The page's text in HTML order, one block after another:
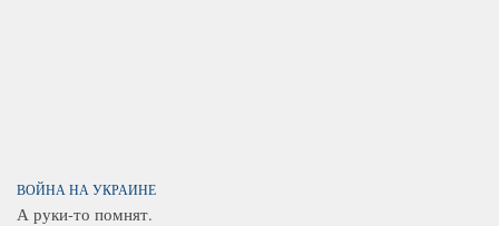
ВОЙНА НА УКРАИНЕ
А руки-то помнят.